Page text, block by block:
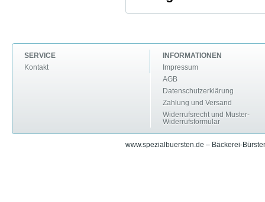
SERVICE
Kontakt
INFORMATIONEN
Impressum
AGB
Datenschutzerklärung
Zahlung und Versand
Widerrufsrecht und Muster-
Widerrufsformular
www.spezialbuersten.de – Bäckerei-